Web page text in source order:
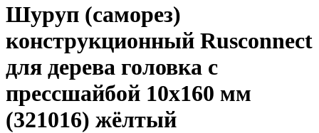
Шуруп (саморез)
конструкционный Rusconnect
для дерева головка с
прессшайбой 10х160 мм
(321016) жёлтый